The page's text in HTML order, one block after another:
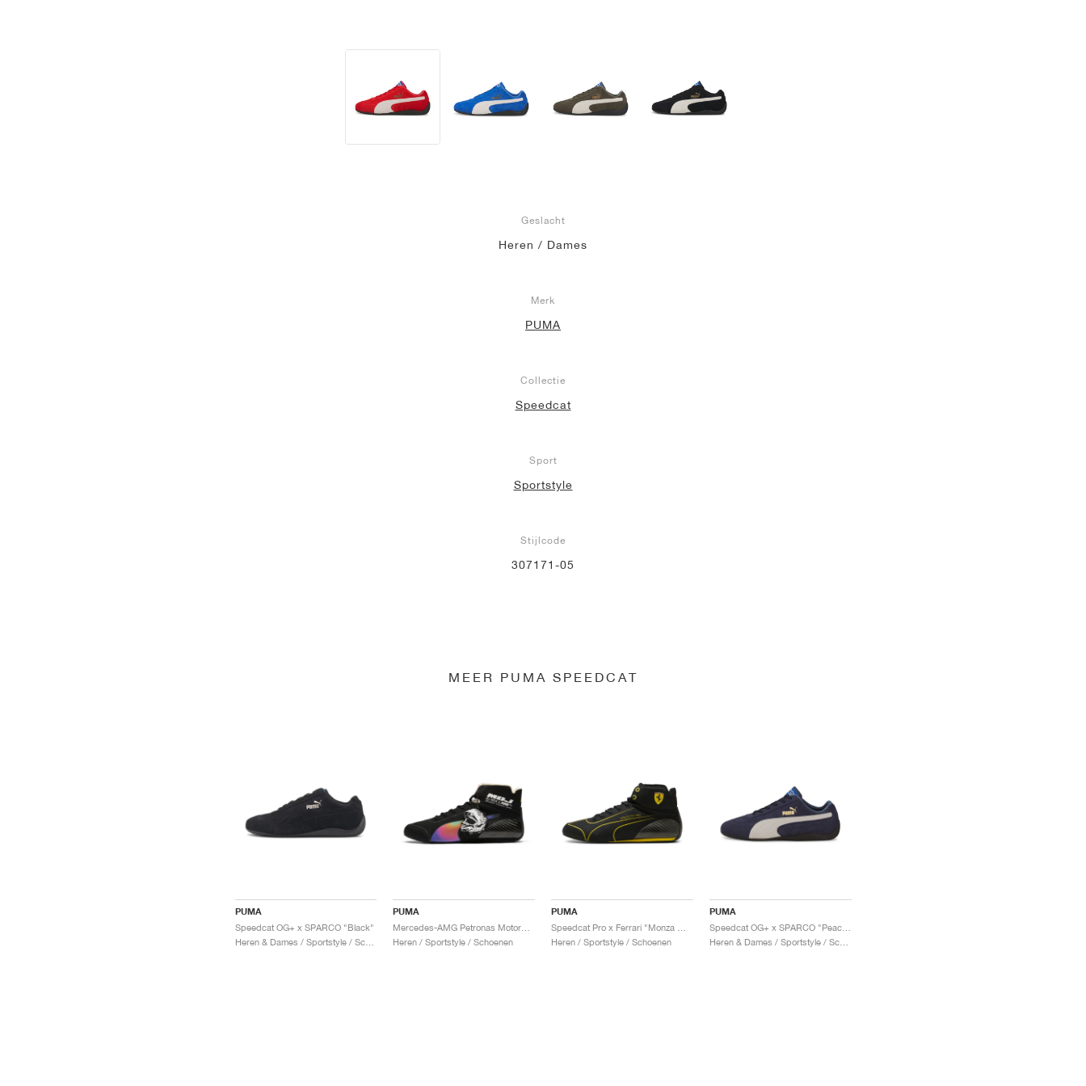
Geslacht
Heren / Dames
Merk
PUMA
Collectie
Speedcat
Sport
Sportstyle
Stijlcode
307171-05
MEER PUMA SPEEDCAT
PUMA
Speedcat OG+ x SPARCO "Black"
Heren & Dames / Sportstyle / Schoenen
PUMA
Heren / Sportstyle / Schoenen
PUMA
Heren / Sportstyle / Schoenen
PUMA
Speedcat OG+ x SPARCO "Peacoat"
Heren & Dames / Sportstyle / Schoenen